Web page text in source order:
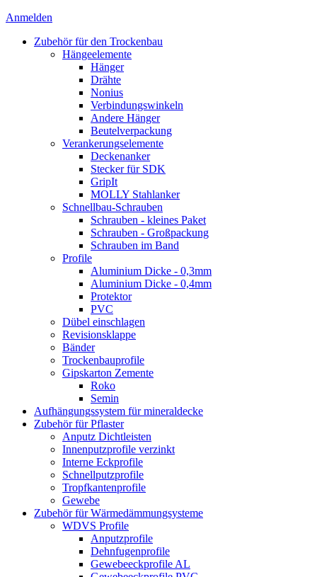
Anmelden
Zubehör für den Trockenbau
Hängeelemente
Hänger
Drähte
Nonius
Verbindungswinkeln
Andere Hänger
Beutelverpackung
Verankerungselemente
Deckenanker
Stecker für SDK
GripIt
MOLLY Stahlanker
Schnellbau-Schrauben
Schrauben - kleines Paket
Schrauben - Großpackung
Schrauben im Band
Profile
Aluminium Dicke - 0,3mm
Aluminium Dicke - 0,4mm
Protektor
PVC
Dübel einschlagen
Revisionsklappe
Bänder
Trockenbauprofile
Gipskarton Zemente
Roko
Semin
Aufhängungssystem für mineraldecke
Zubehör für Pflaster
Anputz Dichtleisten
Innenputzprofile verzinkt
Interne Eckprofile
Schnellputzprofile
Tropfkantenprofile
Gewebe
Zubehör für Wärmedämmungsysteme
WDVS Profile
Anputzprofile
Dehnfugenprofile
Gewebeeckprofile AL